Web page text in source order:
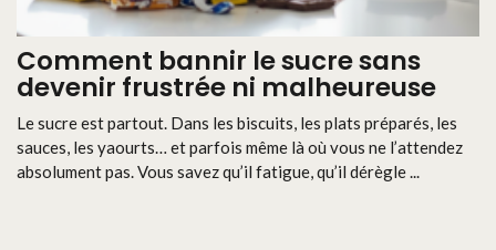
Comment bannir le sucre sans
devenir frustrée ni malheureuse
Le sucre est partout. Dans les biscuits, les plats préparés, les
sauces, les yaourts… et parfois même là où vous ne l’attendez
absolument pas. Vous savez qu’il fatigue, qu’il dérègle ...